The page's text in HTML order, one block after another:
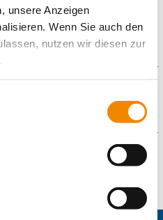
unsere Anzeigen
Wenn Sie auch den
nutzen wir diesen zur
IP-Adresse und
mit Daten von anderen
mitunter auch, wenn Sie
Geräte verwenden,
Drittländer (insb. die USA)
Dort ist kein der EU
mich an, wenn du mich siehst!
) gekennzeichneten Felder sind